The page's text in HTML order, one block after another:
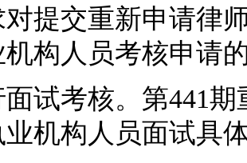
提交重新申请律
构人员考核申请
试考核。第441
业机构人员面试具